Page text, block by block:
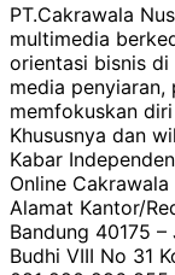
PT.Cakrawala
multimedia
orientasi bisnis
media
memfokuskan
Khususnya dan
Kabar
Online
Alamat Kantor/
Bandung 40175
Budhi VIII No 31